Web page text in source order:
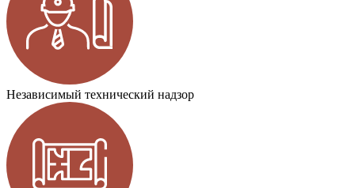
Независимый технический надзор